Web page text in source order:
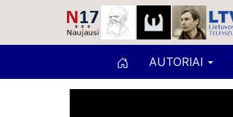
AUTORIAI